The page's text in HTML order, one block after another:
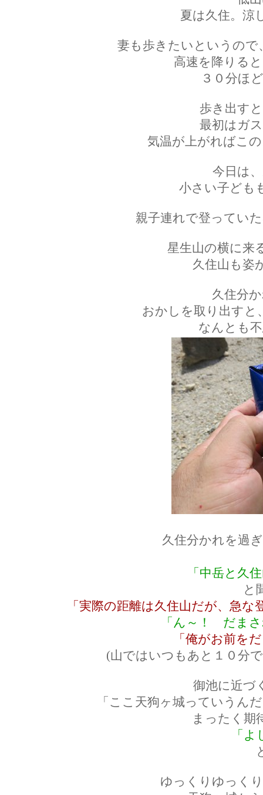
夏は久住。涼
妻も歩きたいというので
高速を降りる
３０分ほ
歩き出す
最初はガ
気温が上がればこ
今日は
小さい子ども
親子連れで登ってい
星生山の横に来
久住山も姿
久住分
おかしを取り出すと
なんとも
久住分かれを過
「中岳と久
と
「実際の距離は久住山だが、急
「ん～！ だま
「俺がお前を
(山ではいつもあと１０分
御池に近づ
「ここ天狗ヶ城っていうん
まったく期
「
ゆっくりゆっく